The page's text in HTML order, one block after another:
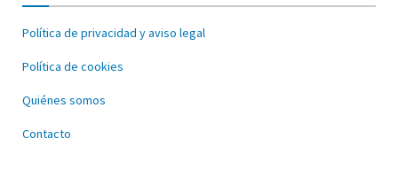
Política de privacidad y aviso legal
Política de cookies
Quiénes somos
Contacto